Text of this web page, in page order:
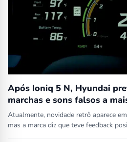
Após Ioniq 5 N, Hyundai
marchas e sons falsos a
Atualmente, novidade retrô aparece
mas a marca diz que teve feedback